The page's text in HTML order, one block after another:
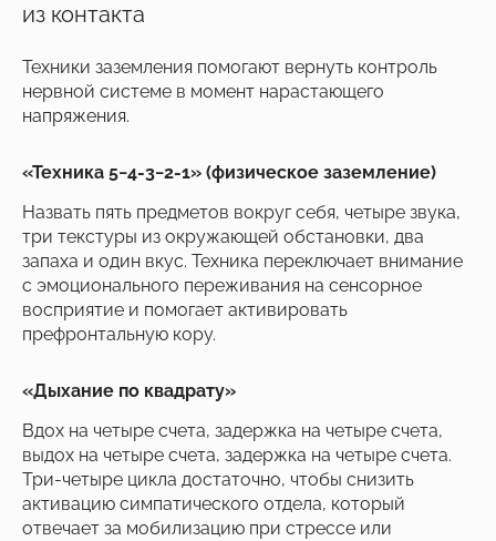
из контакта
Техники заземления помогают вернуть контроль
нервной системе в момент нарастающего
напряжения.
«Техника 5−4-3−2-1» (физическое заземление)
Назвать пять предметов вокруг себя, четыре звука,
три текстуры из окружающей обстановки, два
запаха и один вкус. Техника переключает внимание
с эмоционального переживания на сенсорное
восприятие и помогает активировать
префронтальную кору.
«Дыхание по квадрату»
Вдох на четыре счета, задержка на четыре счета,
выдох на четыре счета, задержка на четыре счета.
Три-четыре цикла достаточно, чтобы снизить
активацию симпатического отдела, который
отвечает за мобилизацию при стрессе или